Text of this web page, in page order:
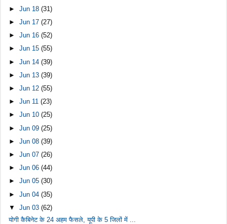
►Jun 18(31)
►Jun 17(27)
►Jun 16(52)
►Jun 15(55)
►Jun 14(39)
►Jun 13(39)
►Jun 12(55)
►Jun 11(23)
►Jun 10(25)
►Jun 09(25)
►Jun 08(39)
►Jun 07(26)
►Jun 06(44)
►Jun 05(30)
►Jun 04(35)
▼Jun 03(62)
योगी कैबिनेट के 24 अहम फैसले, यूपी के 5 जिलों में ...